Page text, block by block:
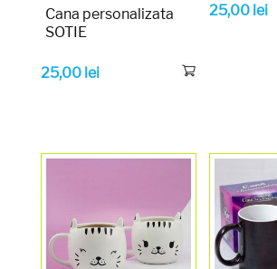
Cana personalizata
SOTIE
25,00 lei
25,00 lei